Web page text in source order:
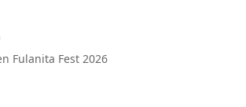
Fulanita Fest 2026